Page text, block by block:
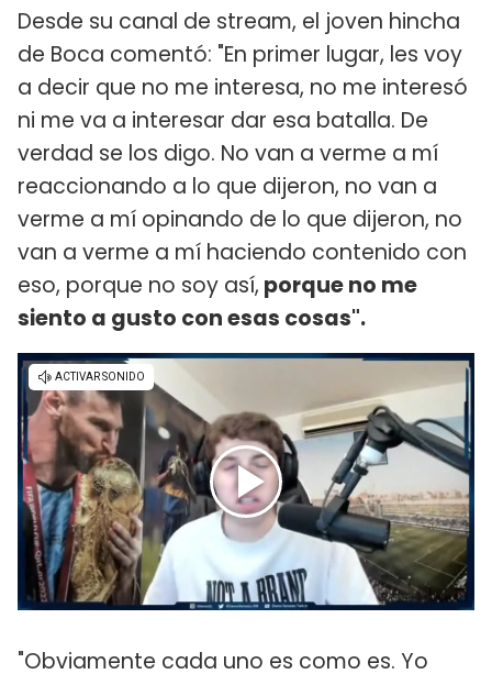
Desde su canal de stream, el joven hincha
de Boca comentó: "En primer lugar, les voy
a decir que no me interesa, no me interesó
ni me va a interesar dar esa batalla. De
verdad se los digo. No van a verme a mí
reaccionando a lo que dijeron, no van a
verme a mí opinando de lo que dijeron, no
van a verme a mí haciendo contenido con
eso, porque no soy así, porque no me
siento a gusto con esas cosas".
"Obviamente cada uno es como es. Yo